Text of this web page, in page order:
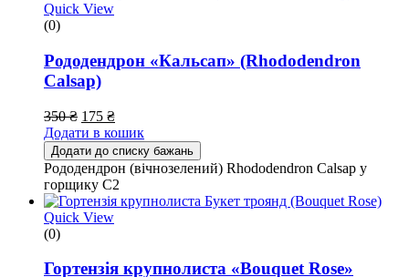
Quick View
(0)
Рододендрон «Кальсап» (Rhododendron
Calsap)
350₴ 175 ₴
Додати в кошик
Додати до списку бажань
Рододендрон (вічнозелений) Rhododendron Calsap у
горщику С2
Quick View
(0)
Гортензія крупнолиста «Bouquet Rose»